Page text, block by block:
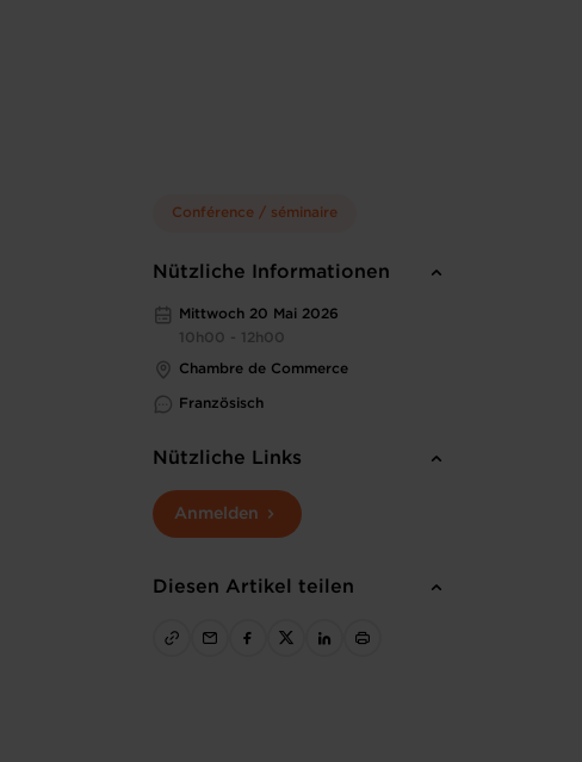
Conférence / séminaire
Nützliche Informationen
Mittwoch 20 Mai 2026
10h00 - 12h00
Chambre de Commerce
Französisch
Nützliche Links
Anmelden
Diesen Artikel teilen